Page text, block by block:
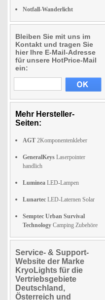
Notfall-Wanderlicht
Bleiben Sie mit uns im
Kontakt und tragen Sie
hier Ihre E-Mail-Adresse
für unsere HotPrice-Mail
ein:
Mehr Hersteller-
Seiten:
AGT 2Komponentenkleber
GeneralKeys Laserpointer
handlich
Luminea LED-Lampen
Lunartec LED-Laternen Solar
Semptec Urban Survival
Technology Camping Zubehöre
Service- & Support-
Website der Marke
KryoLights für die
Vertriebsgebiete
Deutschland,
Österreich und